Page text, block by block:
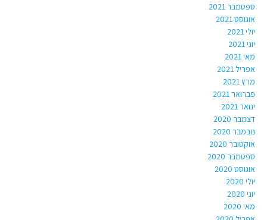
ספטמבר 2021
אוגוסט 2021
יולי 2021
יוני 2021
מאי 2021
אפריל 2021
מרץ 2021
פברואר 2021
ינואר 2021
דצמבר 2020
נובמבר 2020
אוקטובר 2020
ספטמבר 2020
אוגוסט 2020
יולי 2020
יוני 2020
מאי 2020